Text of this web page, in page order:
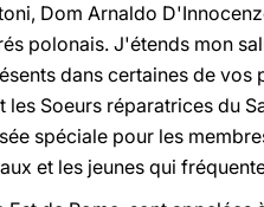
Dom Arnaldo
polonais. J'étends mon
dans certaines de
les Soeurs réparatrices du
spéciale pour les
et les jeunes qui